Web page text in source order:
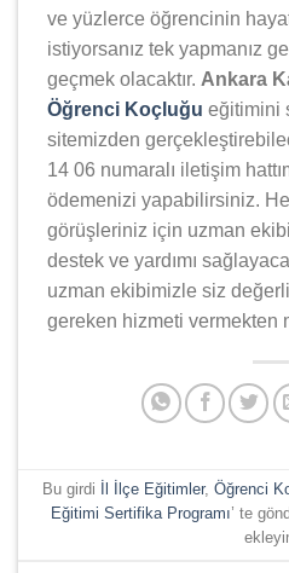
ve yüzlerce öğrencinin
istiyorsanız tek yapmanız
geçmek olacaktır. Ankara
Öğrenci Koçluğu eğitimini
sitemizden
14 06 numaralı iletişim
ödemenizi yapabilirsiniz.
görüşleriniz için uzman
destek ve yardımı
uzman ekibimizle siz
gereken hizmeti vermekten
Bu girdi İl İlçe Eğitimler, Öğrenci
Eğitimi Sertifika Programı’ te